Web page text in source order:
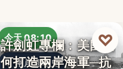
今天 08:10
兩岸海軍史
許劍虹專欄：美國如
何打造兩岸海軍─抗
♡